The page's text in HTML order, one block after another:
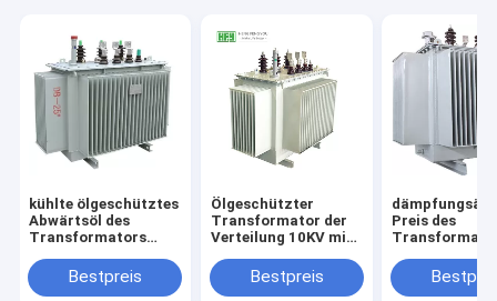
kühlte ölgeschütztes
Abwärtsöl des
Transformators
Netzverteilungstransformatoren
ab
Bestpreis
Ölgeschützter
Transformator der
Verteilung 10KV mit
Preis der struktur
Bestpreis
Preis des
bester